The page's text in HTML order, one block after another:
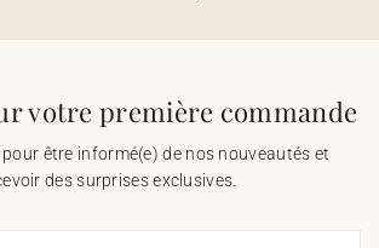
votre première commande
être informé(e) de nos nouveautés et
des surprises exclusives.